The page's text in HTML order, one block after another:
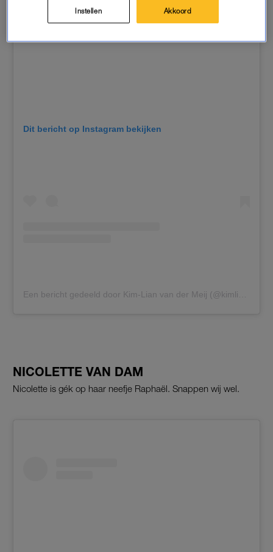
Dit bericht op Instagram bekijken
Een bericht gedeeld door Kim-Lian van der Meij (@kimlianvdmeij)
NICOLETTE VAN DAM
Nicolette is gék op haar neefje Raphaël. Snappen wij wel.
Instellen Akkoord